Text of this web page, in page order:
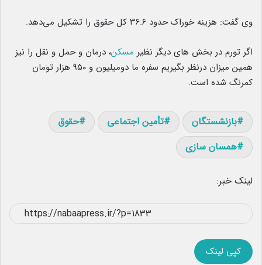
وی گفت: هزینه خوراک حدود ۳۶.۶ کل حقوق را تشکیل می‌دهد.
اگر تورم در بخش های دیگر نظیر مسکن، درمان و حمل و نقل را نیز
همین میزان درنظر بگیریم سفره ما دومیلیون و ۹۵۰ هزار تومان
کمرنگ شده است.
بازنشستگان تأمین اجتماعی
حقوق
همسان سازی
لینک خبر:
کپی لینک